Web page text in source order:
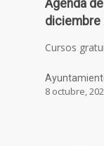
Agenda
diciembre
Cursos
8 octubre,